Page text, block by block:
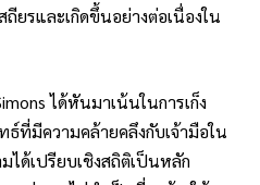
ยรและเกิดขึ้นอย่างต่อเนื่องใน
ได้หันมาเน้นในการเก็ง
ที่มีความคล้ายคลึงกับเจ้ามือใน
ได้เปรียบเชิงสถิติเป็นหลัก